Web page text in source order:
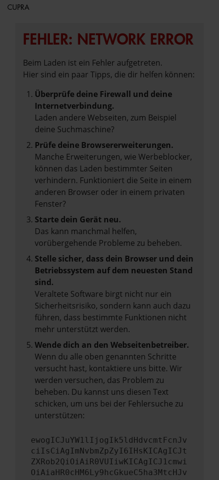
CUPRA
FEHLER: NETWORK ERROR
Beim Laden ist ein Fehler aufgetreten.
Hier sind ein paar Tipps, die dir helfen können:
Überprüfe deine Firewall und deine
Internetverbindung.
Laden andere Webseiten, zum Beispiel
deine Suchmaschine?
Prüfe deine Browsererweiterungen.
Manche Erweiterungen, wie Werbeblocker,
können das Laden bestimmter Seiten
verhindern. Funktioniert die Seite in einem
anderen Browser oder in einem privaten
Fenster?
Starte dein Gerät neu.
Das kann manchmal helfen,
vorübergehende Probleme zu beheben.
Stelle sicher, dass dein Browser und dein
Betriebssystem auf dem neuesten Stand
sind.
Veraltete Software birgt nicht nur ein
Sicherheitsrisiko, sondern kann auch dazu
führen, dass bestimmte Funktionen nicht
mehr unterstützt werden.
Wende dich an den Webseitenbetreiber.
Wenn du alle oben genannten Schritte
versucht hast, kontaktiere uns bitte. Wir
werden versuchen, das Problem zu
beheben. Du kannst uns diesen Text
schicken, um uns bei der Fehlersuche zu
unterstützen:
ewogICJuYW1lIjogIk5ldHdvcmtFcnJv
ciIsCiAgImNvbmZpZyI6IHsKICAgICJt
ZXRob2QiOiAiR0VUIiwKICAgICJ1cmwi
OiAiaHR0cHM6Ly9hcGkueC5ha3MtcHJv